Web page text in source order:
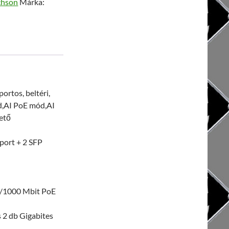
beltéri,
PoE mód,AI
+ 2 SFP
Mbit PoE
2 db Gigabites